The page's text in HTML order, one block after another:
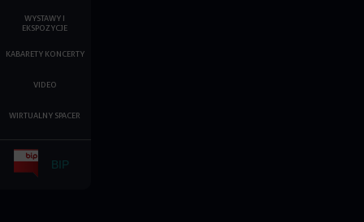
WYSTAWY I
EKSPOZYCJE
KABARETY KONCERTY
VIDEO
WIRTUALNY SPACER
BIP